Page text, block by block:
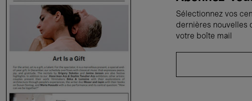
Sélectionnez vos
dernières nouvelles
votre boîte mail